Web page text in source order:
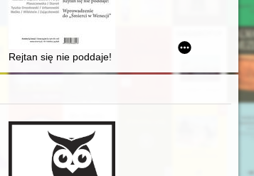
Lithuania 1500-1900
w XIX wieku i dwudziestoleciu międzywojennym
Rejtan się nie poddaje! : wizualne analogie